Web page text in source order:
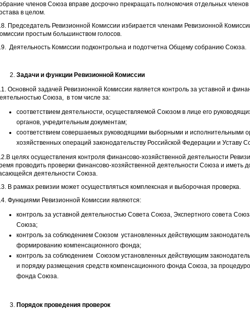
членов Союза вправе досрочно прекращать полномочия отдельных членов
в целом.
Председатель Ревизионной Комиссии избирается членами Ревизионной
простым большинством голосов.
Деятельность Комиссии подконтрольна и подотчетна Общему собранию Союза.
Задачи и функции Ревизионной Комиссии
Основной задачей Ревизионной Комиссии является контроль за уставной и
Союза, в том числе за:
соответствием деятельности, осуществляемой Союзом в лице его
органов, учредительным документам;
соответствием совершаемых руководящими выборными и исполнительными
хозяйственных операций законодательству Российской Федерации и Уставу
целях осуществления контроля финансово-хозяйственной деятельности
проводить проверки финансово-хозяйственной деятельности Союза и иметь
деятельности Союза.
В рамках ревизии может осуществляться комплексная и выборочная проверка.
Функциями Ревизионной Комиссии являются:
контроль за уставной деятельностью Совета Союза, Экспертного совета
Союза;
контроль за соблюдением Союзом установленных действующим
формированию компенсационного фонда;
контроль за соблюдением Союзом установленных действующим
и порядку размещения средств компенсационного фонда Союза, за
фонда Союза.
Порядок проведения проверок